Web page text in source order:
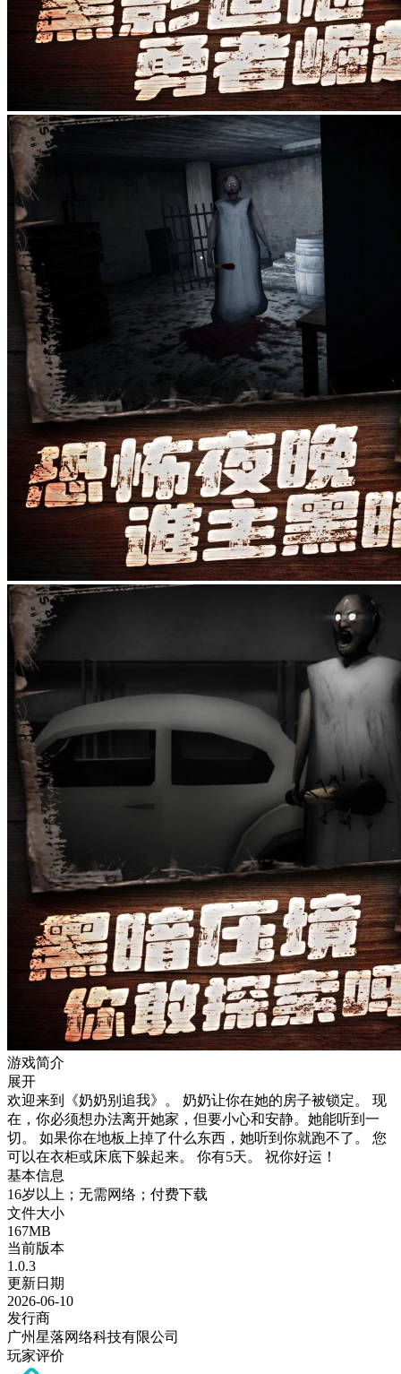
游戏简介
展开
欢迎来到《奶奶别追我》。 奶奶让你在她的房子被锁定。 现
在，你必须想办法离开她家，但要小心和安静。她能听到一
切。 如果你在地板上掉了什么东西，她听到你就跑不了。 您
可以在衣柜或床底下躲起来。 你有5天。 祝你好运！
基本信息
16岁以上；无需网络；付费下载
文件大小
167MB
当前版本
1.0.3
更新日期
2026-06-10
发行商
广州星落网络科技有限公司
玩家评价